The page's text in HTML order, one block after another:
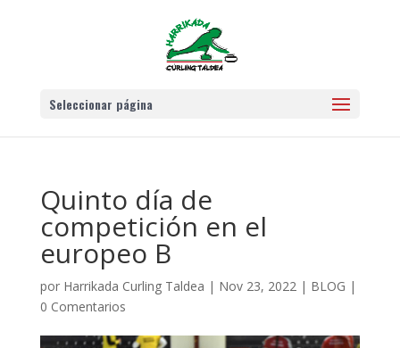
Seleccionar página
Quinto día de
competición en el
europeo B
por Harrikada Curling Taldea | Nov 23, 2022| BLOG |
0 Comentarios